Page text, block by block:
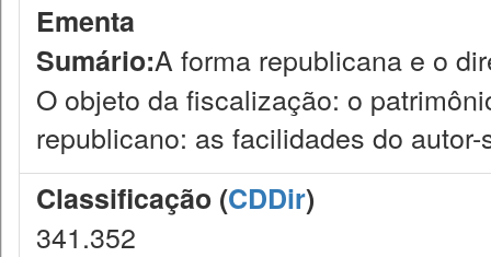
Ementa
Sumário:A forma republicana e o
O objeto da fiscalização: o
republicano: as facilidades do
Classificação (CDDir)
341.352